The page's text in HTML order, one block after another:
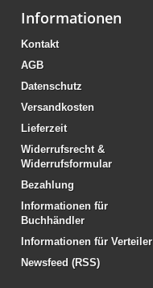
Informationen
Kontakt
AGB
Datenschutz
Versandkosten
Lieferzeit
Widerrufsrecht &
Widerrufsformular
Bezahlung
Informationen für
Buchhändler
Informationen für Verteiler
Newsfeed (RSS)